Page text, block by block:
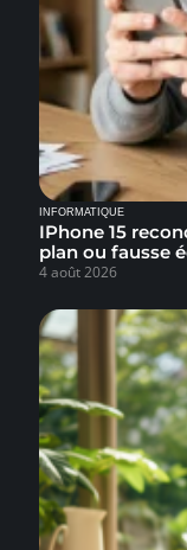
INFORMATIQUE
IPhone 15
plan ou fausse
4 août 2026